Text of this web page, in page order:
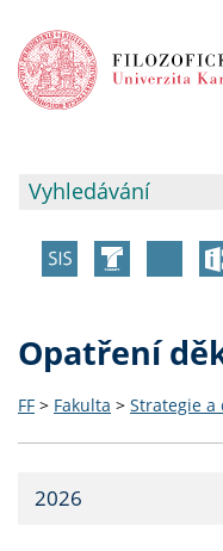
Opatření
FF > Fakulta > Strategie a
2026